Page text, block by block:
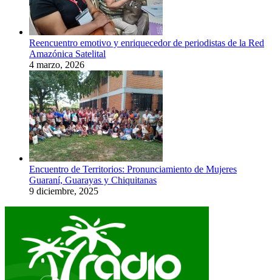
Reencuentro emotivo y enriquecedor de periodistas de la Red
Amazónica Satelital
4 marzo, 2026
Encuentro de Territorios: Pronunciamiento de Mujeres
Guaraní, Guarayas y Chiquitanas
9 diciembre, 2025